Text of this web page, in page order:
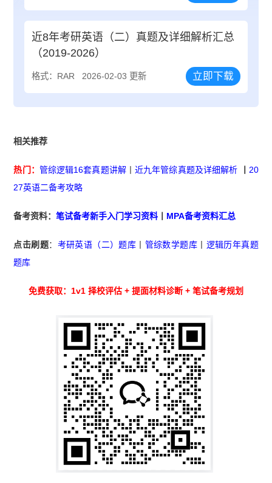
近8年考研英语（二）真题及详细解析汇总
（2019-2026）
格式：RAR 2026-02-03 更新 立即下载
相关推荐
热门： 管综逻辑16套真题讲解丨近九年管综真题及详细解析
20
27英语二备考攻略
备考资料：笔试备考新手入门学习资料 MPA备考资料汇总
点击刷题： 考研英语（二）题库 管综数学题库
逻辑历年真题
题库
免费获取：1v1 择校评估 + 提面材料诊断 + 笔试备考规划